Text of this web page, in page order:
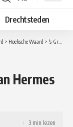
Lettergrootte
aanpassen
Drechtsteden
> Hoeksche Waard > ‘s-Gravendeel wint nipt van Hermes DVS
Hermes
3 min lezen